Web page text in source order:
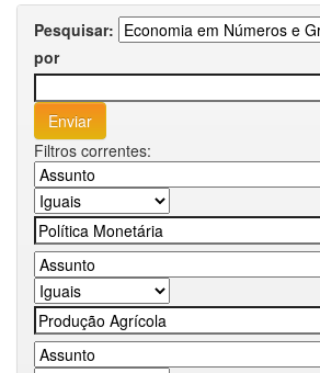
Pesquisar:
por
Filtros correntes: